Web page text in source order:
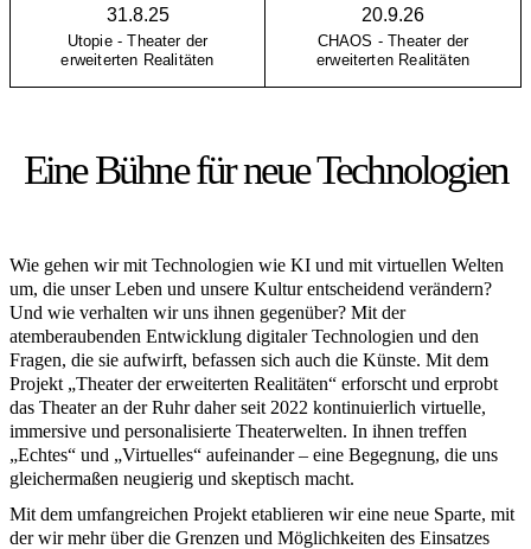
31.8.25
Utopie - Theater der
erweiterten Realitäten
20.9.26
CHAOS - Theater der
erweiterten Realitäten
Eine Bühne für neue Technologien
Wie gehen wir mit Technologien wie KI und mit virtuellen Welten
um, die unser Leben und unsere Kultur entscheidend verändern?
Und wie verhalten wir uns ihnen gegenüber? Mit der
atemberaubenden Entwicklung digitaler Technologien und den
Fragen, die sie aufwirft, befassen sich auch die Künste. Mit dem
Projekt „Theater der erweiterten Realitäten“ erforscht und erprobt
das Theater an der Ruhr daher seit 2022 kontinuierlich virtuelle,
immersive und personalisierte Theaterwelten. In ihnen treffen
„Echtes“ und „Virtuelles“ aufeinander – eine Begegnung, die uns
gleichermaßen neugierig und skeptisch macht.
Mit dem umfangreichen Projekt etablieren wir eine neue Sparte, mit
der wir mehr über die Grenzen und Möglichkeiten des Einsatzes